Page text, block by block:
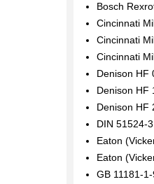
Bosch
Cincinnati
Cincinnati
Cincinnati
Denison HF
Denison HF
Denison HF
DIN 51524-
Eaton
Eaton
GB 11181-